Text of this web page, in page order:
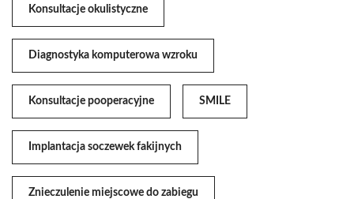
Konsultacje okulistyczne
Diagnostyka komputerowa wzroku
Konsultacje pooperacyjne SMILE
Implantacja soczewek fakijnych
Znieczulenie miejscowe do zabiegu